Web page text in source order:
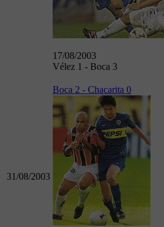
17/08/2003
Vélez 1 - Boca 3
31/08/2003
Boca 2 - Chacarita 0